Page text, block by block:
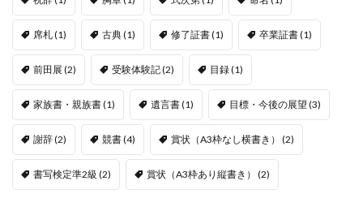
席札(1) 古典(1) 修了証書(1) 卒業証書(1)
前田展 (2) 受験体験記(2) 目録(1)
家族書・親族書(1) 遺言書(1) 目標・今後の展望 (3)
謝辞(2) 競書(4) 賞状（A3枠なし横書き） (2)
書写検定準2級 (2) 賞状（A3枠あり縦書き） (2)